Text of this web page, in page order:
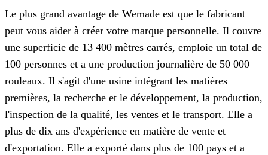
Le plus grand avantage de Wemade est que le fabricant
peut vous aider à créer votre marque personnelle. Il couvre
une superficie de 13 400 mètres carrés, emploie un total de
100 personnes et a une production journalière de 50 000
rouleaux. Il s'agit d'une usine intégrant les matières
premières, la recherche et le développement, la production,
l'inspection de la qualité, les ventes et le transport. Elle a
plus de dix ans d'expérience en matière de vente et
d'exportation. Elle a exporté dans plus de 100 pays et a